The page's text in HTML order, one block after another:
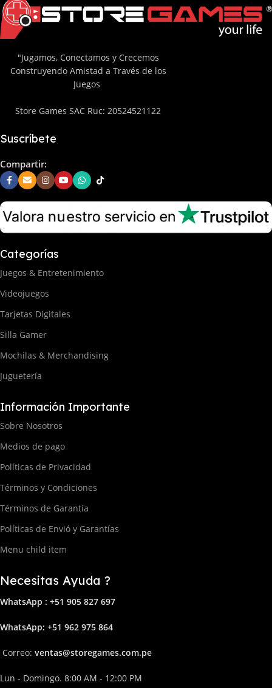
"Jugamos, Conectamos y Crecemos
Construyendo Amistad a Través de los
Juegos
Store Games SAC Ruc: 20524521122
Suscríbete
Compartir:
Categorías
Juegos & Entretenimiento
Videojuegos
Tarjetas Digitales
Silla Gamer
Mochilas & Merchandising
Juguetería
Información Importante
Sobre Nosotros
Medios de pago
Políticas de Privacidad
Términos y Condiciones
Términos de Garantía
Políticas de Envió y Garantías
Menu child item
Necesitas Ayuda ?
WhatsApp : +51 905 827 697
WhatsApp: +51 962 975 864
Correo: ventas@storegames.com.pe
Lun - Domingo. 8:00 AM - 12:00 PM